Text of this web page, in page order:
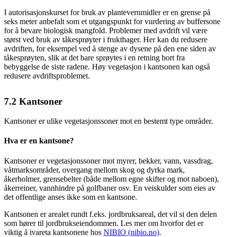
I autorisasjons­kurset for bruk av plantevern­midler er en grense på
seks meter anbefalt som et utgangs­punkt for vurdering av buffersone
for å bevare biologisk mangfold. Problemer med avdrift vil være
størst ved bruk av tåke­sprøyter i frukthager. Her kan du redusere
avdriften, for eksempel ved å stenge av dysene på den ene siden av
tåke­sprøyten, slik at det bare sprøytes i en retning bort fra
bebyggelse de siste radene. Høy vegetasjon i kantsonen kan også
redusere avdrifts­problemet.
7.2 Kantsoner
Kantsoner er ulike vegetasjonssoner mot en bestemt type områder.
Hva er en kantsone?
Kantsoner er vegetasjonssoner mot myrer, bekker, vann, vassdrag,
våtmarksområder, overgang mellom skog og dyrka mark,
åkerholmer, grensebelter (både mellom egne skifter og mot naboen),
åkerreiner, vannhindre på golfbaner osv. En veiskulder som eies av
det offentlige anses ikke som en kantsone.
Kantsonen er arealet rundt f.eks. jordbruksareal, det vil si den delen
som hører til jordbrukseiendommen. Les mer om hvorfor det er
viktig å ivareta kantsonene hos NIBIO (nibio.no).